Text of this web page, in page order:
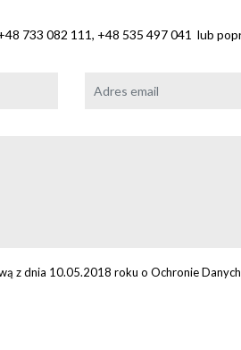
733 082 111, +48 535 497 041 lub
z dnia 10.05.2018 roku o Ochronie